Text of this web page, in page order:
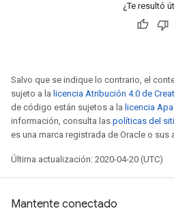
¿Te resultó
Salvo que se indique lo contrario, el
sujeto a la licencia Atribución 4.0 de
de código están sujetos a la licencia
información, consulta las políticas del
es una marca registrada de Oracle o sus
Última actualización: 2020-04-20 (UTC)
Mantente conectado